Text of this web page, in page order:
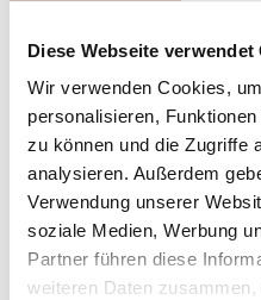
Diese Webseite verwendet
Wir verwenden Cookies,
personalisieren,
zu können und die Zugriffe
analysieren. Außerdem
Verwendung unserer
soziale Medien, Werbung
Partner führen diese
weiteren Daten
Dein
Plane, wo du
Winkel des Langhe
willst, mit einem